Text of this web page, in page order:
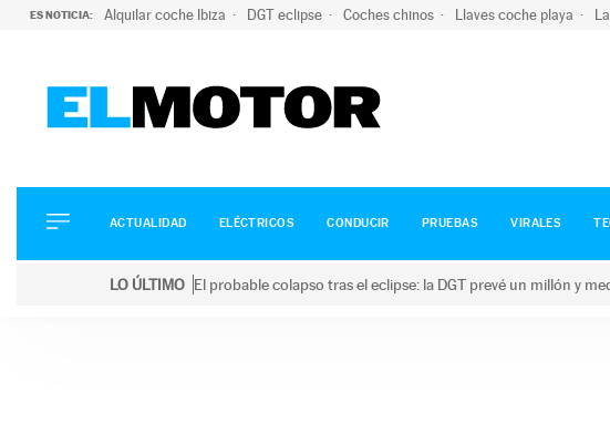
ES NOTICIA: Alquilar coche Ibiza DGT eclipse Coches chinos Llaves coche playa
ELÉCTRICOS
CONDUCIR
ACTUALIDAD ELÉCTRICOS CONDUCIR PRUEBAS VIRALES
LO ÚLTIMO El probable colapso tras el eclipse: la DGT prevé un millón y